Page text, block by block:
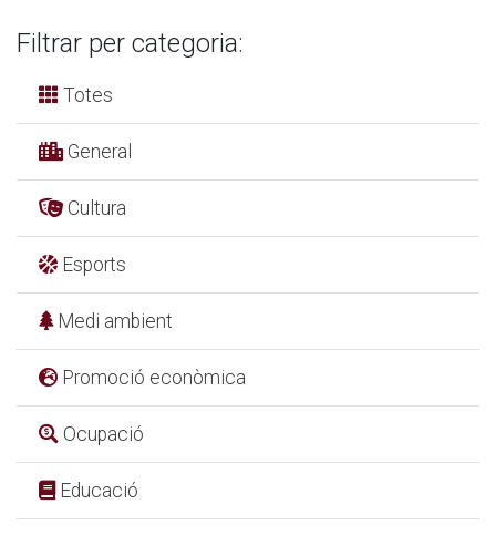
Filtrar per categoria:
Totes
General
Cultura
Esports
Medi ambient
Promoció econòmica
Ocupació
Educació